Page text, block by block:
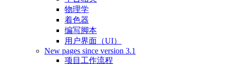
物理学
着色器
编写脚本
用户界面（UI）
New pages since version 3.1
项目工作流程